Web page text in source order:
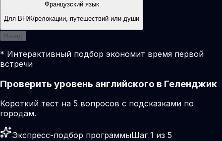
Французский язык
Для ВНЖ/релокации, путешествий или души
Назад
* Интерактивный подбор экономит время первой
встречи
Проверить уровень английского в Геленджик
Короткий тест на 5 вопросов с подсказками по
городам.
Экспресс-подбор программыШаг 1 из 5